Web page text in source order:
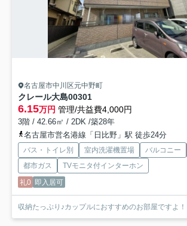
名古屋市中川区元中野町
クレール大島00301
6.15万円 管理/共益費4,000円
3階 / 42.66㎡ / 2DK /築28年
名古屋市営名港線「日比野」駅 徒歩24分
バス・トイレ別 室内洗濯機置場 バルコニー
都市ガス
TVモニタ付インターホン
礼0 即入居可
収納たっぷり♪カップルにおすすめのお部屋ですよ！